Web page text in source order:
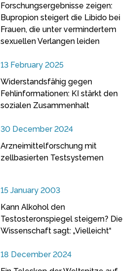
Forschungsergebnisse zeigen:
Bupropion steigert die Libido bei
Frauen, die unter vermindertem
sexuellen Verlangen leiden
13 February 2025
Widerstandsfähig gegen
Fehlinformationen: KI stärkt den
sozialen Zusammenhalt
30 December 2024
Arzneimittelforschung mit
zellbasierten Testsystemen
15 January 2003
Kann Alkohol den
Testosteronspiegel steigern? Die
Wissenschaft sagt: „Vielleicht“
18 December 2024